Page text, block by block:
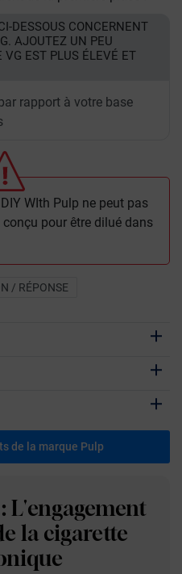
DESSOUS CONCERNENT
AJOUTEZ UN PEU
VG EST PLUS ÉLEVÉ ET
rapport à votre base
WIth Pulp ne peut pas
pour être dilué dans
/ RÉPONSE
de la marque Pulp
: L'engagement
la cigarette